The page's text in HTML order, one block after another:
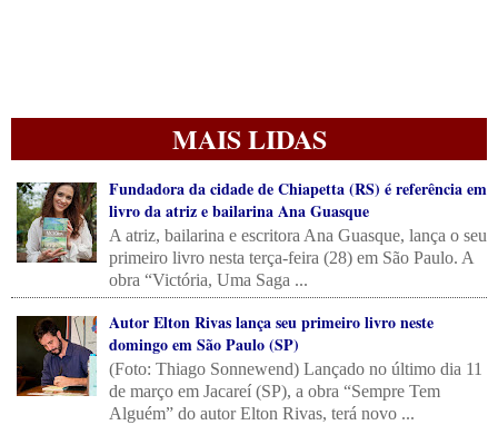
MAIS LIDAS
Fundadora da cidade de Chiapetta (RS) é referência em
livro da atriz e bailarina Ana Guasque
A atriz, bailarina e escritora Ana Guasque, lança o seu
primeiro livro nesta terça-feira (28) em São Paulo. A
obra “Victória, Uma Saga ...
Autor Elton Rivas lança seu primeiro livro neste
domingo em São Paulo (SP)
(Foto: Thiago Sonnewend) Lançado no último dia 11
de março em Jacareí (SP), a obra “Sempre Tem
Alguém” do autor Elton Rivas, terá novo ...